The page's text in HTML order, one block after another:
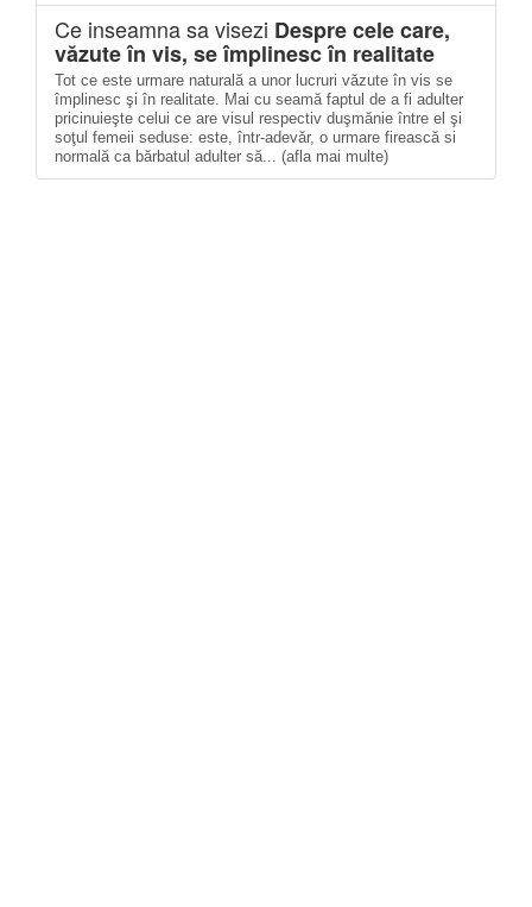
Ce inseamna sa visezi Despre cele care,
văzute în vis, se împlinesc în realitate
Tot ce este urmare naturală a unor lucruri văzute în vis se
împlinesc şi în realitate. Mai cu seamă faptul de a fi adulter
pricinuieşte celui ce are visul respectiv duşmănie între el şi
soţul femeii seduse: este, într-adevăr, o urmare firească si
normală ca bărbatul adulter să... (afla mai multe)